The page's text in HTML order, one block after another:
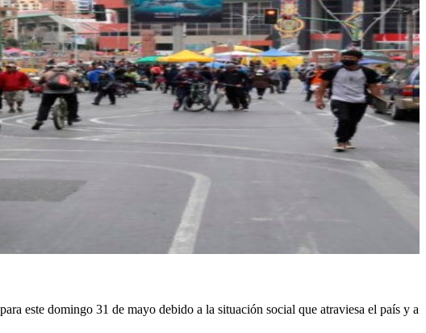
este domingo 31 de mayo debido a la situación social que atraviesa el país y a